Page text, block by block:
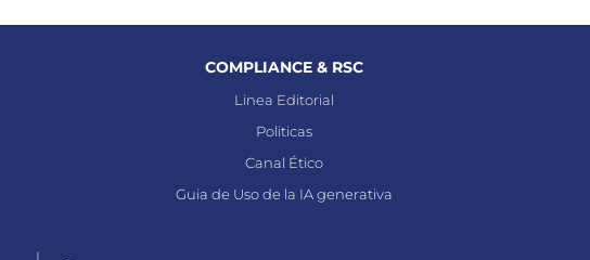
COMPLIANCE & RSC
Linea Editorial
Politicas
Canal Ético
Guia de Uso de la IA generativa